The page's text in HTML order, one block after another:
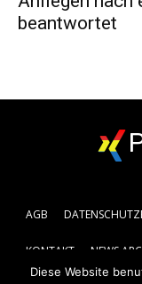
beantwortet
AGB
KONTAKT NEWS
Diese Website